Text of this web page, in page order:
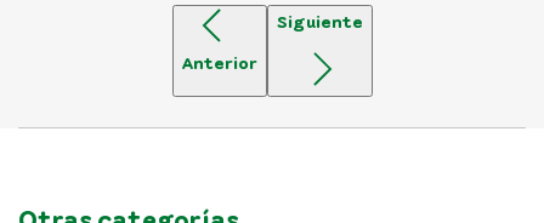
Anterior
Siguiente